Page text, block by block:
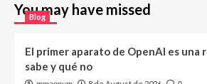
You may have missed
Blog
El primer aparato de OpenAI es una
sabe y qué no